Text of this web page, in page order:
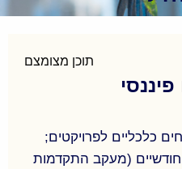
תוכן מצומצם
כלכליים לפרויקטים;
חודשיים (מעקב התקדמות